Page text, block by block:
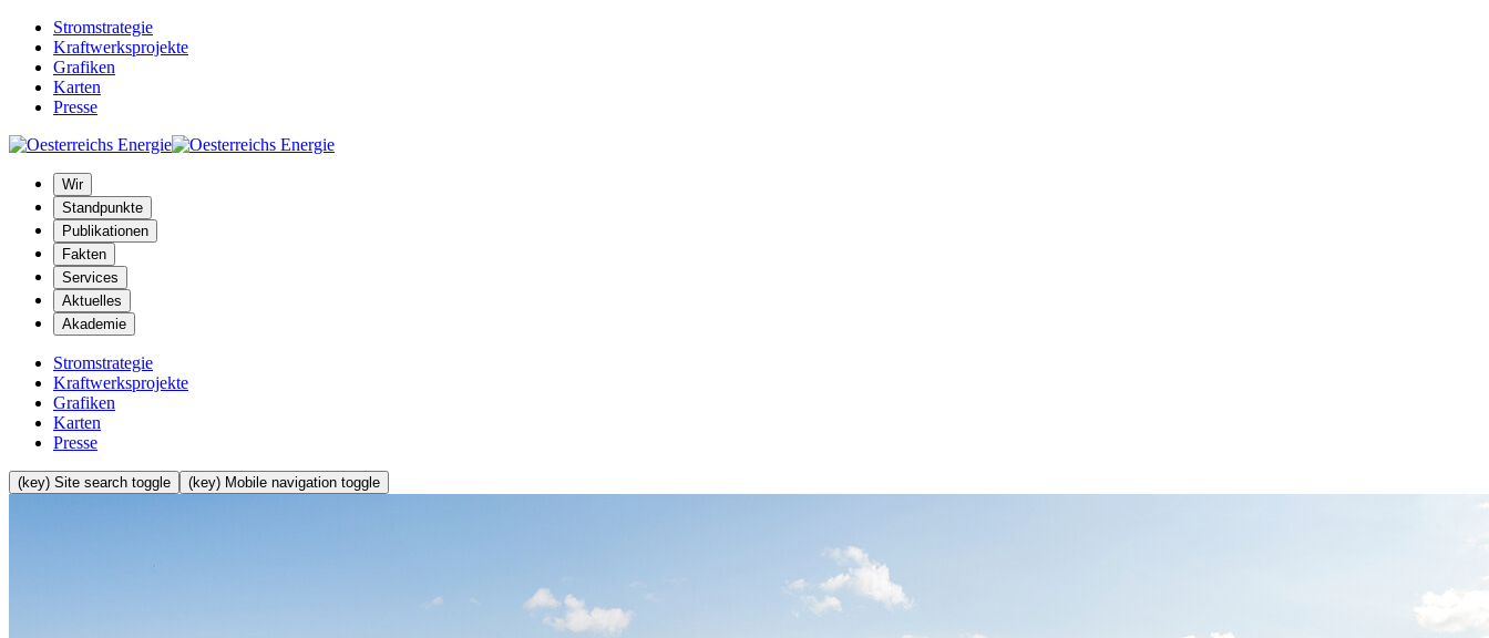
Stromstrategie
Kraftwerksprojekte
Grafiken
Karten
Presse
Wir
Standpunkte
Publikationen
Fakten
Services
Aktuelles
Akademie
Stromstrategie
Kraftwerksprojekte
Grafiken
Karten
Presse
(key) Site search toggle (key) Mobile navigation toggle